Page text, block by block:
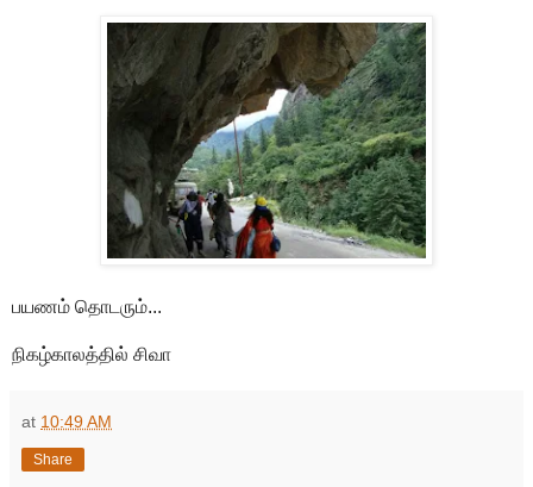
பயணம் தொடரும்...
நிகழ்காலத்தில் சிவா
at 10:49 AM
Share